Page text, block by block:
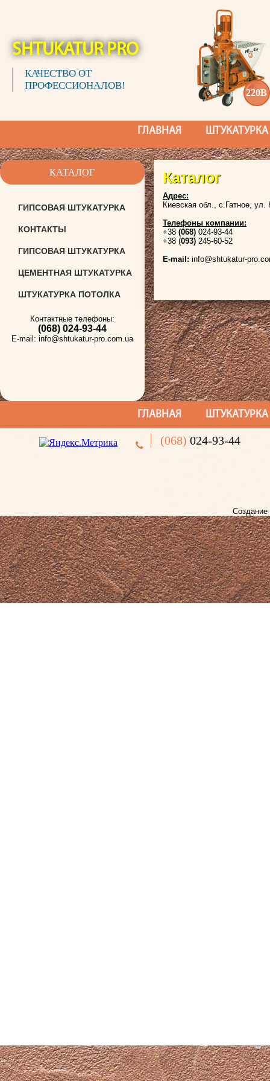
SHTUKATUR PRO
КАЧЕСТВО ОТ
ПРОФЕССИОНАЛОВ!
220В
ГЛАВНАЯ
КАТАЛОГ
ГИПСОВАЯ ШТУКАТУРКА
КОНТАКТЫ
ГИПСОВАЯ ШТУКАТУРКА
ЦЕМЕНТНАЯ ШТУКАТУРКА
ШТУКАТУРКА ПОТОЛКА
Контактные телефоны:
(068) 024-93-44
E-mail: info@shtukatur-pro.com.ua
Каталог
Адрес:
Киевская обл., с.Гатное, ул.
Телефоны компании:
+38 (068) 024-93-44
+38 (093) 245-60-52
E-mail: info@shtukatur-
ГЛАВНАЯ
(068) 024-93-44